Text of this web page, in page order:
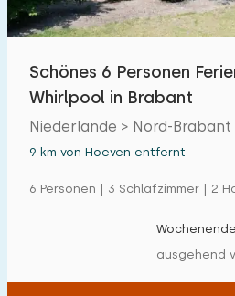
Schönes 6 Personen
Whirlpool in Brabant
Niederlande > Nord-Brabant
9 km von Hoeven entfernt
6 Personen | 3 Schlafzimmer | 2
ausgehend